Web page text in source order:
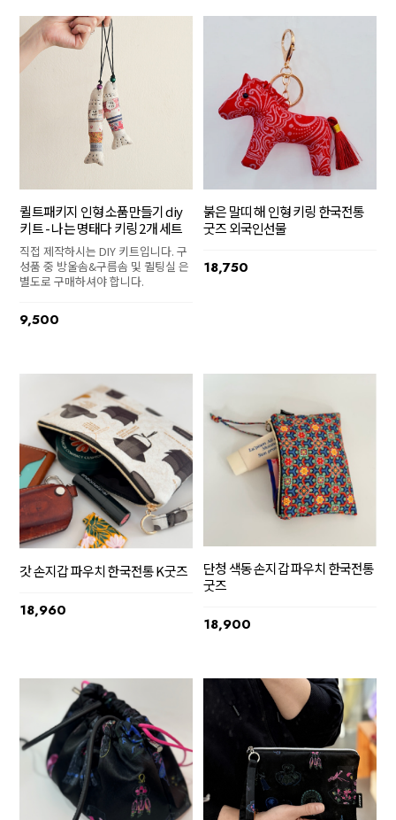
퀼트패키지 인형 소품만들기 diy
키트 - 나는 명태다 키링 2개 세트
직접 제작하시는 DIY 키트입니다. 구
성품 중 방울솜&구름솜 및 퀼팅실 은
별도로 구매하셔야 합니다.
9,500
붉은 말띠 해 인형 키링 한국전통
굿즈 외국인선물
18,750
갓 손지갑 파우치 한국전통 K굿즈
18,960
단청 색동 손지갑 파우치 한국전통
굿즈
18,900